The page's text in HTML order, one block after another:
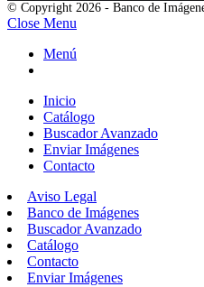
© Copyright 2026 - Banco de
Close Menu
Menú
Inicio
Catálogo
Buscador Avanzado
Enviar Imágenes
Contacto
Aviso Legal
Banco de Imágenes
Buscador Avanzado
Catálogo
Contacto
Enviar Imágenes